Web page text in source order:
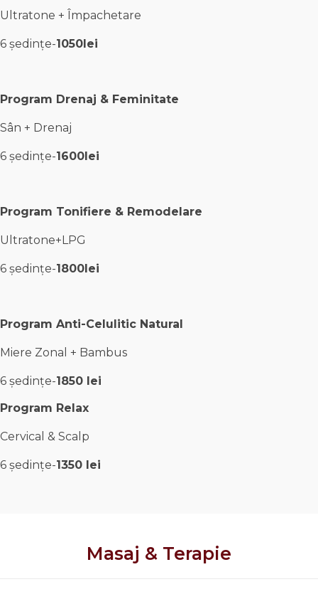
Ultratone + Împachetare
6 ședințe-1050lei
Program Drenaj & Feminitate
Sân + Drenaj
6 ședințe-1600lei
Program Tonifiere & Remodelare
Ultratone+LPG
6 ședințe-1800lei
Program Anti-Celulitic Natural
Miere Zonal + Bambus
6 ședințe-1850 lei
Program Relax
Cervical & Scalp
6 ședințe-1350 lei
Masaj & Terapie